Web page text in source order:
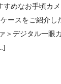
めなお手頃カ
ースをご紹介し
デジタル一眼